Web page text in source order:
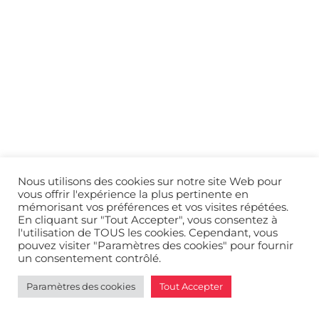
Nous utilisons des cookies sur notre site Web pour
vous offrir l'expérience la plus pertinente en
mémorisant vos préférences et vos visites répétées.
En cliquant sur "Tout Accepter", vous consentez à
l'utilisation de TOUS les cookies. Cependant, vous
pouvez visiter "Paramètres des cookies" pour fournir
un consentement contrôlé.
Paramètres des cookies Tout Accepter